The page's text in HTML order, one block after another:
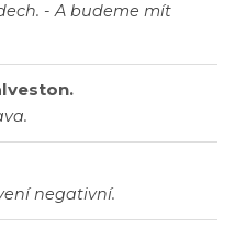
- A budeme mít
negativní.